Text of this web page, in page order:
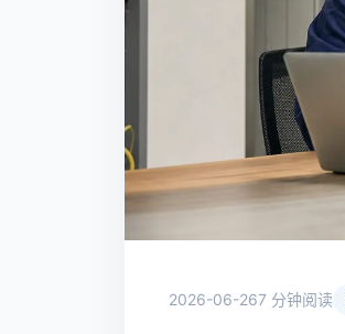
2026-06-267 分钟阅读